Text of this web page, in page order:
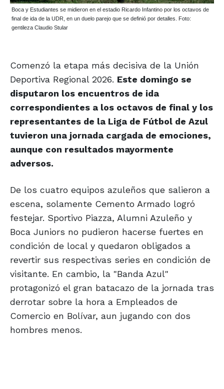
Boca y Estudiantes se midieron en el estadio Ricardo Infantino por los octavos de
final de ida de la UDR, en un duelo parejo que se definió por detalles. Foto:
gentileza Claudio Stular
Comenzó la etapa más decisiva de la Unión
Deportiva Regional 2026. Este domingo se
disputaron los encuentros de ida
correspondientes a los octavos de final y los
representantes de la Liga de Fútbol de Azul
tuvieron una jornada cargada de emociones,
aunque con resultados mayormente
adversos.
De los cuatro equipos azuleños que salieron a
escena, solamente Cemento Armado logró
festejar. Sportivo Piazza, Alumni Azuleño y
Boca Juniors no pudieron hacerse fuertes en
condición de local y quedaron obligados a
revertir sus respectivas series en condición de
visitante. En cambio, la "Banda Azul"
protagonizó el gran batacazo de la jornada tras
derrotar sobre la hora a Empleados de
Comercio en Bolívar, aun jugando con dos
hombres menos.